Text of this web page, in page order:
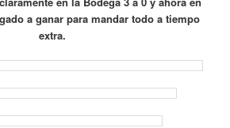
a ganar para mandar todo a tiempo
extra.